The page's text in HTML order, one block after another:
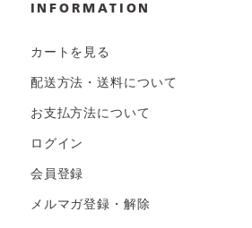
INFORMATION
カートを見る
配送方法・送料について
お支払方法について
ログイン
会員登録
メルマガ登録・解除